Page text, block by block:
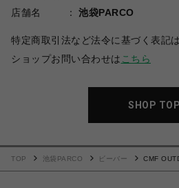
店舗名
池袋PARCO
特定商取引法など法令に基づく表記は
ショップお問い合わせは こちら
SHOP TOP
TOP 池袋PARCO ビーバー
CMF